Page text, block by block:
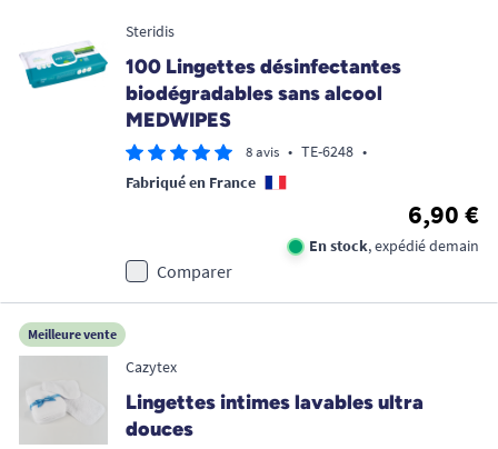
Steridis
100 Lingettes désinfectantes
biodégradables sans alcool
MEDWIPES
8 avis • TE-6248 •
Fabriqué en France
6,90 €
En stock, expédié demain
Comparer
Meilleure vente
Cazytex
Lingettes intimes lavables ultra
douces